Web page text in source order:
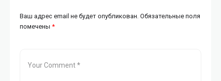
Ваш адрес email не будет опубликован. Обязательные поля
помечены *